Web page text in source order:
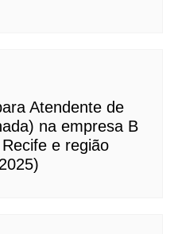
Atendente de
na empresa B
e região